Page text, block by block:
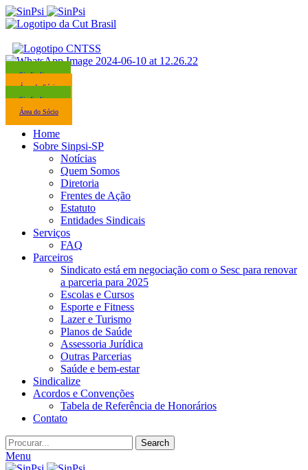
Sindicalize-se
Área do Sócio
Sindicalize-se
Área do Sócio
Home
Sobre Sinpsi-SP
Notícias
Quem Somos
Diretoria
Frentes de Ação
Estatuto
Entidades Sindicais
Serviços
FAQ
Parceiros
Sindicato está em negociação com o Sesc para renovar
a parceria para 2025
Escolas e Cursos
Esporte e Fitness
Lazer e Turismo
Planos de Saúde
Assessoria Jurídica
Outras Parcerias
Saúde e bem-estar
Sindicalize
Acordos e Convenções
Tabela de Referência de Honorários
Contato
Search
Menu